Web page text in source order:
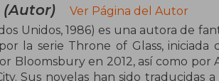
(Autor)
Ver Página del Autor
Unidos, 1986) es una autora de
la serie Throne of Glass, iniciada
Bloomsbury en 2012, así como por
Sus novelas han sido traducidas